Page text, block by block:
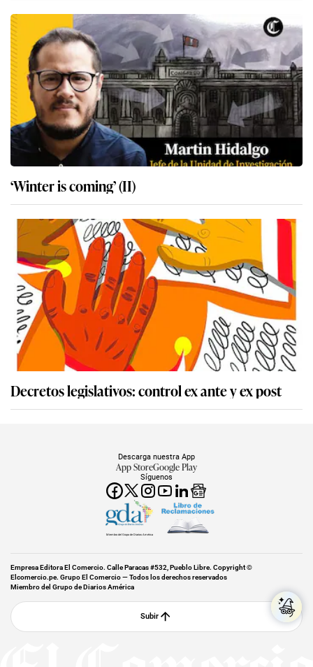
‘Winter is coming’ (II)
Decretos legislativos: control ex ante y ex post
Síguenos
Descarga nuestra App
App StoreGoogle Play
Miembro del Grupo de Diarios América
Empresa Editora El Comercio. Calle Paracas #532, Pueblo Libre. Copyright ©
Elcomercio.pe. Grupo El Comercio — Todos los derechos reservados
Miembro del Grupo de Diarios América
Subir